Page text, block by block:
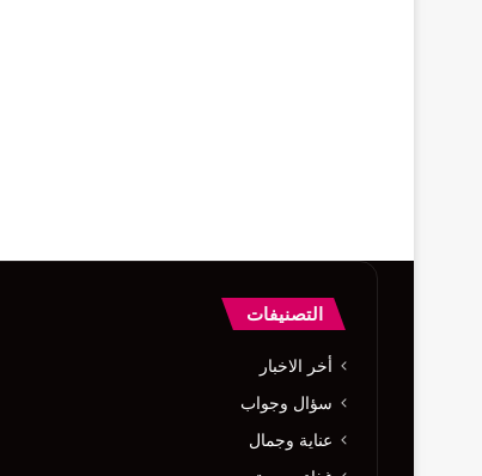
التصنيفات
أخر الاخبار
سؤال وجواب
عناية وجمال